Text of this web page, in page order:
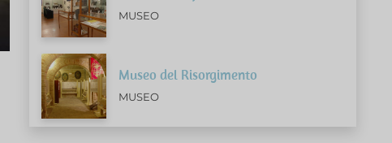
MUSEO
Museo del Risorgimento
MUSEO